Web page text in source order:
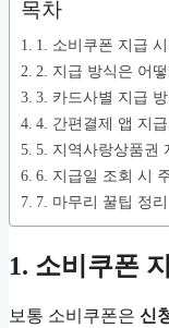
목차
1. 소비쿠폰 지급
2. 지급 방식은 어
3. 카드사별 지급
4. 간편결제 앱 지
5. 지역사랑상품권
6. 지급일 조회 시
7. 마무리 꿀팁 정리
1. 소비쿠폰
보통 소비쿠폰은 신